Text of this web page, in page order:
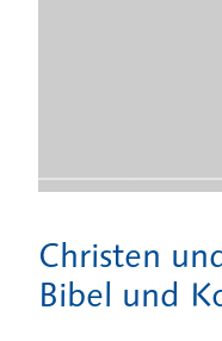
Christen
Bibel und